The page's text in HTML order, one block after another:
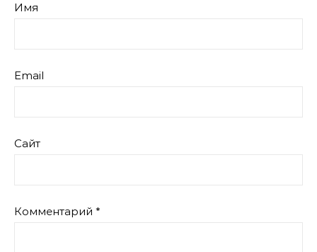
Имя
Email
Сайт
Комментарий *